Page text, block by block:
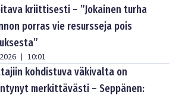
kriittisesti – ”Jokainen turha
porras vie resursseja pois
| 10:01
kohdistuva väkivalta on
merkittävästi – Seppänen: